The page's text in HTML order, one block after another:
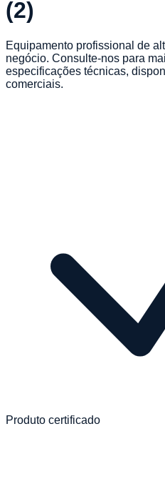
(2)
Equipamento profissional de
negócio. Consulte-nos para
especificações técnicas,
comerciais.
Produto certificado